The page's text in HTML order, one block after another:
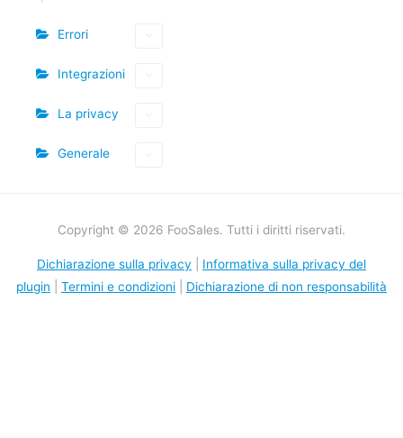
Errori
Integrazioni
La privacy
Generale
Copyright © 2026 FooSales. Tutti i diritti riservati.
Dichiarazione sulla privacy
Informativa sulla privacy del
plugin
Termini e condizioni Dichiarazione di non responsabilità